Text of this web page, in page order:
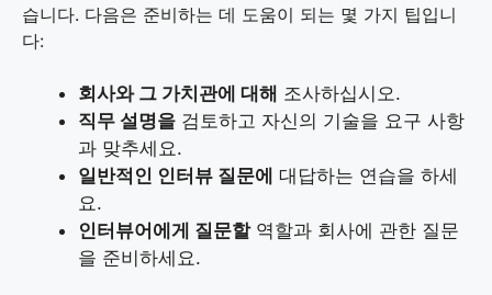
습니다. 다음은 준비하는 데 도움이 되는 몇 가지 팁입니
다:
회사와 그 가치관에 대해 조사하십시오.
직무 설명을 검토하고 자신의 기술을 요구 사항
과 맞추세요.
일반적인 인터뷰 질문에 대답하는 연습을 하세
요.
인터뷰어에게 질문할역할과 회사에 관한 질문
을 준비하세요.